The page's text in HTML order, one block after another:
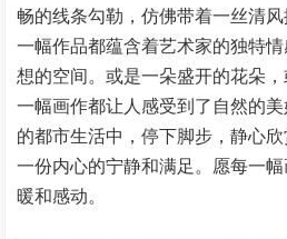
畅的线条勾勒，仿佛带着一丝清
一幅作品都蕴含着艺术家的独特
想的空间。或是一朵盛开的花朵
一幅画作都让人感受到了自然的
的都市生活中，停下脚步，静心
一份内心的宁静和满足。愿每一
暖和感动。